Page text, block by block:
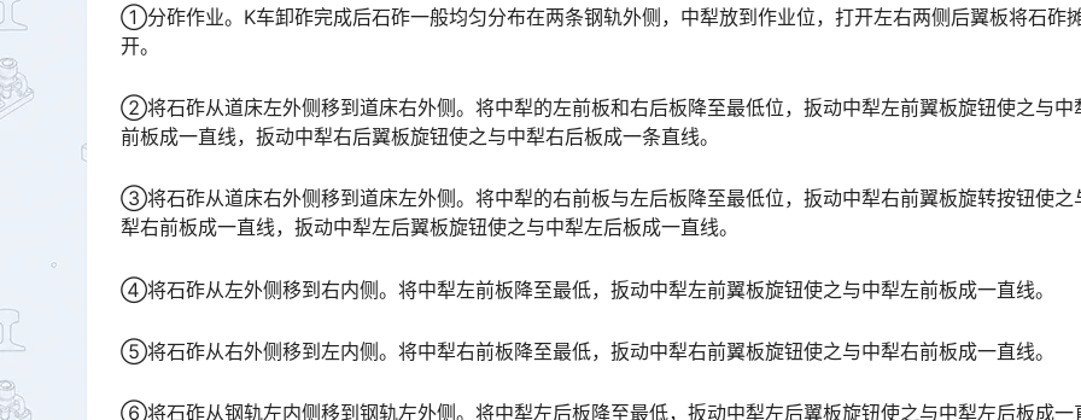
①分砟作业。K车卸砟完成后石砟一般均匀分布在两条钢轨外侧，中犁放到作业位，打开左右两侧后翼板将石砟
开。
②将石砟从道床左外侧移到道床右外侧。将中犁的左前板和右后板降至最低位，扳动中犁左前翼板旋钮使之与中
前板成一直线，扳动中犁右后翼板旋钮使之与中犁右后板成一条直线。󠅅󠅃󠄵󠅂󠄪󠇖󠆨󠆨󠇕󠆞󠆒󠅬󠇘󠆭󠆘󠇙󠆝󠅵󠇗󠆭󠆁󠄐󠇗󠅹󠅸󠇖󠆍󠅳󠇖󠅹󠅰󠇖󠆌󠅹
③将石砟从道床右外侧移到道床左外侧。将中犁的右前板与左后板降至最低位，扳动中犁右前翼板旋转按钮使之
犁右前板成一直线，扳动中犁左后翼板旋钮使之与中犁左后板成一直线。󠅅󠅃󠄵󠅂󠄪󠇖󠆨󠆨󠇕󠆞󠆒󠅬󠇘󠆭󠆘󠇙󠆝󠅵󠇗󠆭󠆁󠄐󠇗󠅹󠅸󠇖󠆍󠅳󠇖󠅹󠅰󠇖󠆌󠅹
④将石砟从左外侧移到右内侧。将中犁左前板降至最低，扳动中犁左前翼板旋钮使之与中犁左前板成一直线。
⑤将石砟从右外侧移到左内侧。将中犁右前板降至最低，扳动中犁右前翼板旋钮使之与中犁右前板成一直线。
⑥将石砟从钢轨左内侧移到钢轨左外侧。将中犁左后板降至最低，扳动中犁左后翼板旋钮使之与中犁左后板成一